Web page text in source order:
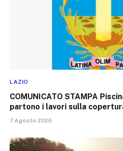
LAZIO
COMUNICATO STAMPA
partono i lavori sulla
7 Agosto 2026